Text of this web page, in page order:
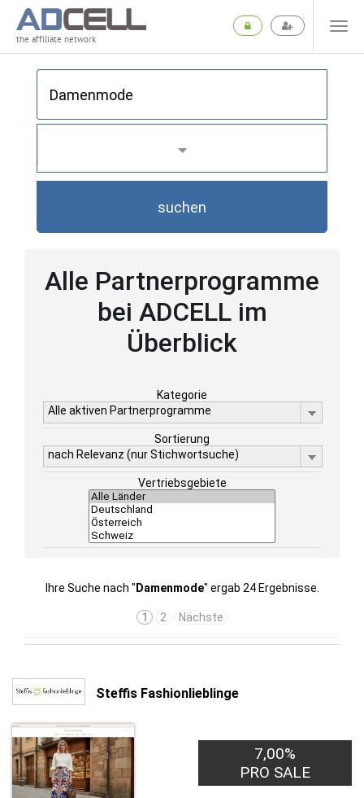
the affiliate network
suchen
Alle Partnerprogramme
bei ADCELL im
Überblick
Kategorie
Alle aktiven Partnerprogramme
Sortierung
nach Relevanz (nur Stichwortsuche)
Vertriebsgebiete
Ihre Suche nach " Damenmode" ergab 24 Ergebnisse.
1 2 Nächste
Steffis Fashionlieblinge
7,00%
PRO SALE